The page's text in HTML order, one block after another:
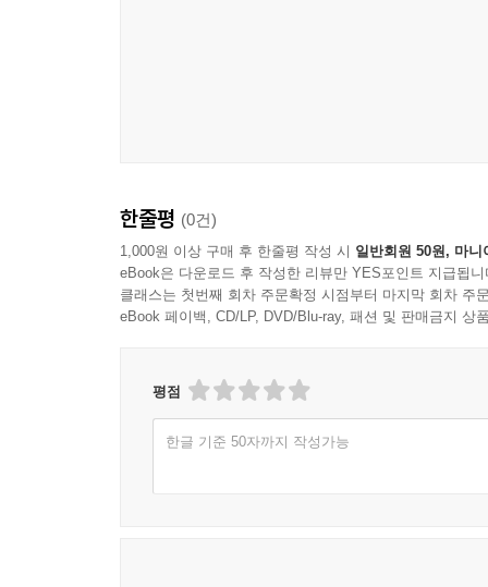
한줄평 (0건)
1,000원 이상 구매 후 한줄평 작성 시 일반회원 50원, 마니
eBook은 다운로드 후 작성한 리뷰만 YES포인트 지급됩니
클래스는 첫번째 회차 주문확정 시점부터 마지막 회차 주
eBook 페이백, CD/LP, DVD/Blu-ray, 패션 및 판매금지 상
평점
한글 기준 50자까지 작성가능